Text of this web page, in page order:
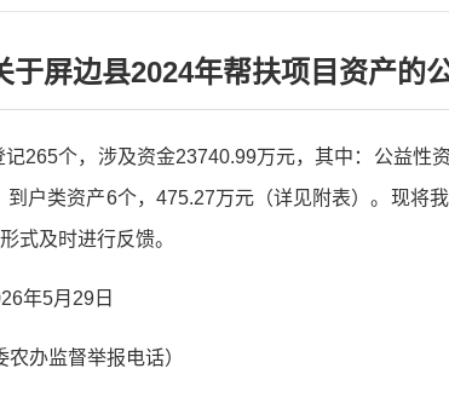
于屏边县2024年帮扶项目资产的
265个，涉及资金23740.99万元，其中：公益性
户类资产6个，475.27万元（详见附表）。现将
式及时进行反馈。
年5月29日
办监督举报电话）